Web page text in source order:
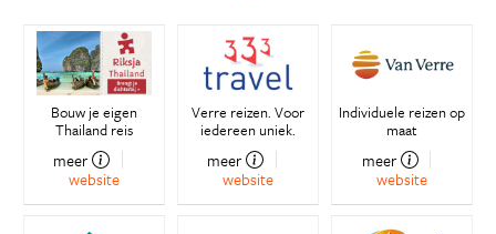
Bouw je eigen
Thailand reis
meer
website
Verre reizen. Voor
iedereen uniek.
meer
website
Individuele reizen op
maat
meer
website